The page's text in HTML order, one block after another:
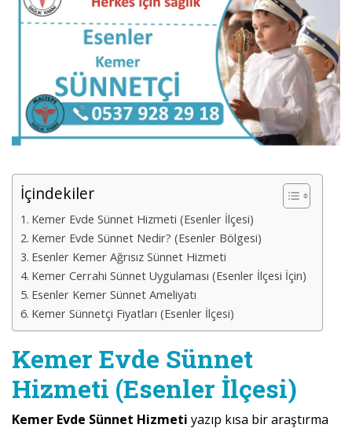
İçindekiler
Kemer Evde Sünnet Hizmeti (Esenler İlçesi)
Kemer Evde Sünnet Nedir? (Esenler Bölgesi)
Esenler Kemer Ağrısız Sünnet Hizmeti
Kemer Cerrahi Sünnet Uygulaması (Esenler İlçesi İçin)
Esenler Kemer Sünnet Ameliyatı
Kemer Sünnetçi Fiyatları (Esenler İlçesi)
Kemer Evde Sünnet
Hizmeti (Esenler İlçesi)
Kemer Evde Sünnet Hizmeti yazıp kısa bir araştırma